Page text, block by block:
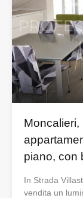
Moncalieri,
piano, con
In Strada
vendita un